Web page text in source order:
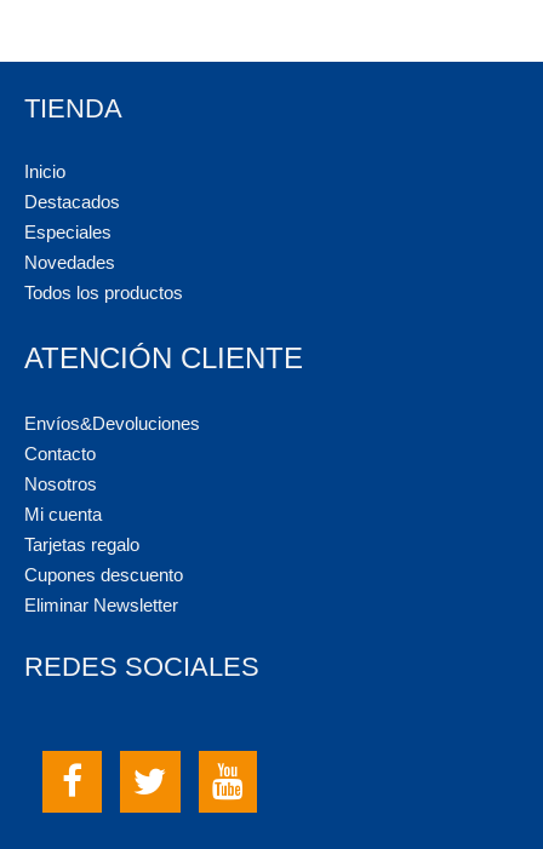
TIENDA
Inicio
Destacados
Especiales
Novedades
Todos los productos
ATENCIÓN CLIENTE
Envíos&Devoluciones
Contacto
Nosotros
Mi cuenta
Tarjetas regalo
Cupones descuento
Eliminar Newsletter
REDES SOCIALES